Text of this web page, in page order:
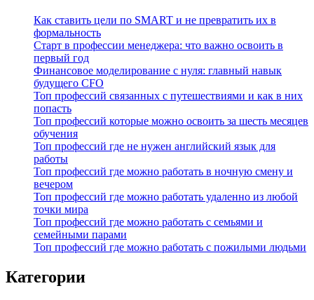
Как ставить цели по SMART и не превратить их в
формальность
Старт в профессии менеджера: что важно освоить в
первый год
Финансовое моделирование с нуля: главный навык
будущего CFO
Топ профессий связанных с путешествиями и как в них
попасть
Топ профессий которые можно освоить за шесть месяцев
обучения
Топ профессий где не нужен английский язык для
работы
Топ профессий где можно работать в ночную смену и
вечером
Топ профессий где можно работать удаленно из любой
точки мира
Топ профессий где можно работать с семьями и
семейными парами
Топ профессий где можно работать с пожилыми людьми
Категории